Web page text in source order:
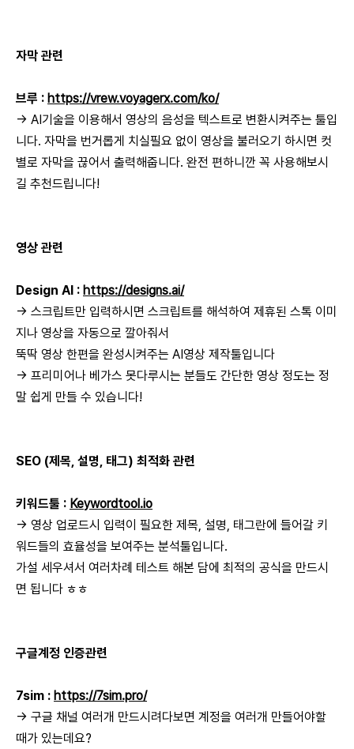
자막 관련
브루 : https://vrew.voyagerx.com/ko/
→ AI기술을 이용해서 영상의 음성을 텍스트로 변환시켜주는 툴입
니다. 자막을 번거롭게 치실필요 없이 영상을 불러오기 하시면 컷
별로 자막을 끊어서 출력해줍니다. 완전 편하니깐 꼭 사용해보시
길 추천드립니다!
영상 관련
Design AI : https://designs.ai/
→ 스크립트만 입력하시면 스크립트를 해석하여 제휴된 스톡 이미
지나 영상을 자동으로 깔아줘서
뚝딱 영상 한편을 완성시켜주는 AI영상 제작툴입니다
→ 프리미어나 베가스 못다루시는 분들도 간단한 영상 정도는 정
말 쉽게 만들 수 있습니다!
SEO (제목, 설명, 태그) 최적화 관련
키워드툴 : Keywordtool.io
→ 영상 업로드시 입력이 필요한 제목, 설명, 태그란에 들어갈 키
워드들의 효율성을 보여주는 분석툴입니다.
가설 세우셔서 여러차례 테스트 해본 담에 최적의 공식을 만드시
면 됩니다 ㅎㅎ
구글계정 인증관련
7sim : https://7sim.pro/
→ 구글 채널 여러개 만드시려다보면 계정을 여러개 만들어야할
때가 있는데요?